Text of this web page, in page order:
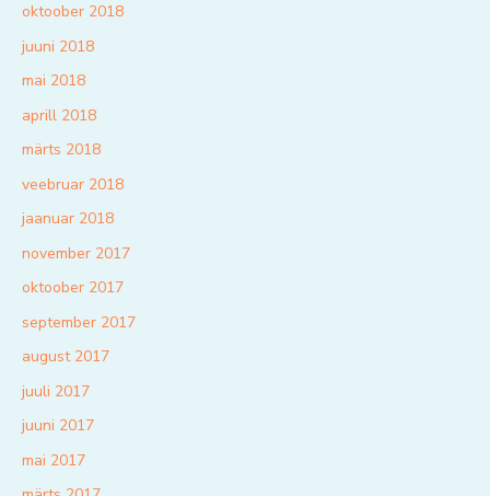
oktoober 2018
juuni 2018
mai 2018
aprill 2018
märts 2018
veebruar 2018
jaanuar 2018
november 2017
oktoober 2017
september 2017
august 2017
juuli 2017
juuni 2017
mai 2017